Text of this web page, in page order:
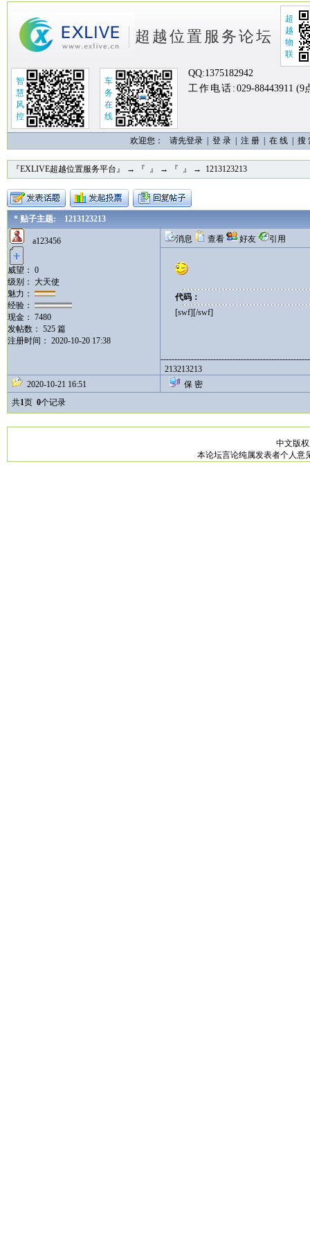
超越位置服务论坛
超
越
物
联
智
慧
风
控
车
务
在
线
QQ:1375182942
工作电话: 029-88443911 (9
欢迎您： 请先登录 | 登 录 注 册 在 线 搜
『EXLIVE超越位置服务平台』 → 『 』 → 『 』 → 1213123213
* 贴子主题: 1213123213
a123456
威望： 0
级别： 大天使
魅力：
经验：
现金： 7480
发帖数： 525 篇
注册时间： 2020-10-20 17:38
消息 查看 好友 引用
代码：
[swf][/swf]
213213213
2020-10-21 16:51
保 密
共1页 0个记录
中文版
本论坛言论纯属发表者个人意